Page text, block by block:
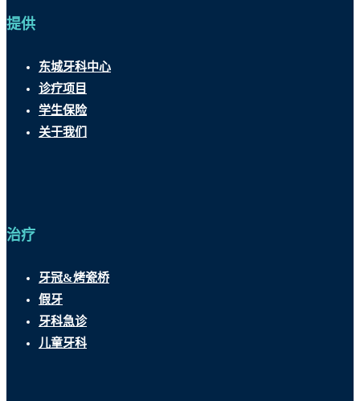
提供
东城牙科中心
诊疗项目
学生保险
关于我们
治疗
牙冠&烤瓷桥
假牙
牙科急诊
儿童牙科